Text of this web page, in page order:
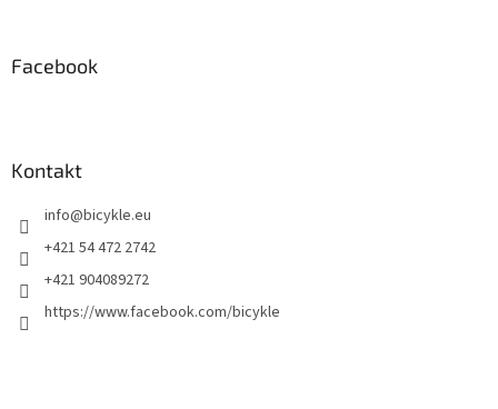
Facebook
Kontakt
info@bicykle.eu
+421 54 472 2742
+421 904089272
https://www.facebook.com/bicykle